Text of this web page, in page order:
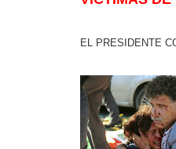
EL PRESIDENTE